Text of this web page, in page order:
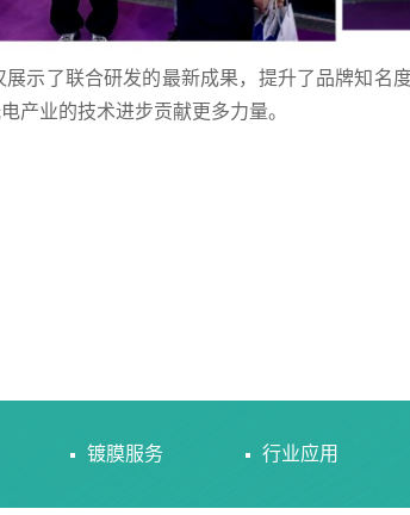
示了联合研发的最新成果，提升了品牌知名
产业的技术进步贡献更多力量。
镀膜服务 行业应用